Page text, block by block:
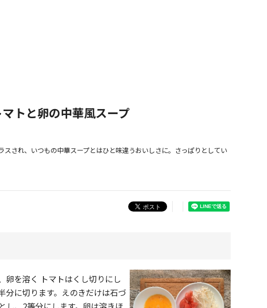
トと卵の中華風スープ
され、いつもの中華スープとはひと味違うおいしさに。さっぱりとしてい
卵を溶く トマトはくし切りにし
分に切ります。えのきだけは石づ